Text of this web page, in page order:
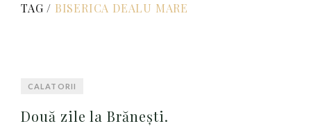
TAG / BISERICA DEALU MARE
CALATORII
Două zile la Brănești.